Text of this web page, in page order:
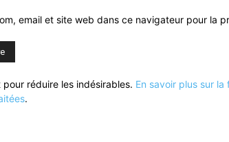
email et site web dans ce navigateur pour la
réduire les indésirables. En savoir plus sur
.